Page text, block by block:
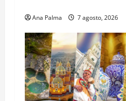
Ana Palma 7 agosto, 2026